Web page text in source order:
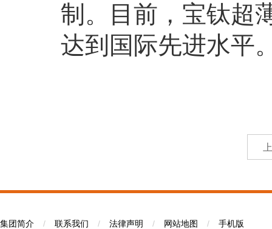
制。目前，宝钛超
达到国际先进水平
集团简介 / 联系我们 / 法律声明 / 网站地图 / 手机版